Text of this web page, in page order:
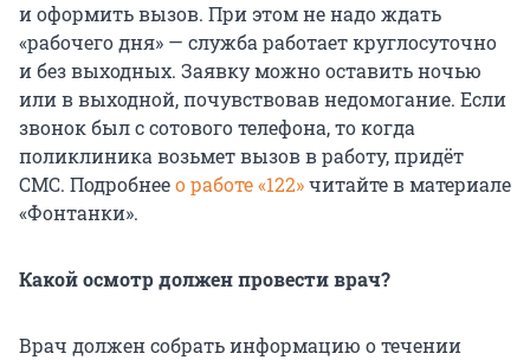
и оформить вызов. При этом не надо ждать
«рабочего дня» — служба работает круглосуточно
и без выходных. Заявку можно оставить ночью
или в выходной, почувствовав недомогание. Если
звонок был с сотового телефона, то когда
поликлиника возьмет вызов в работу, придёт
СМС. Подробнеео работе «122»читайте в материале
«Фонтанки».
Какой осмотр должен провести врач?
Врач должен собрать информацию о течении